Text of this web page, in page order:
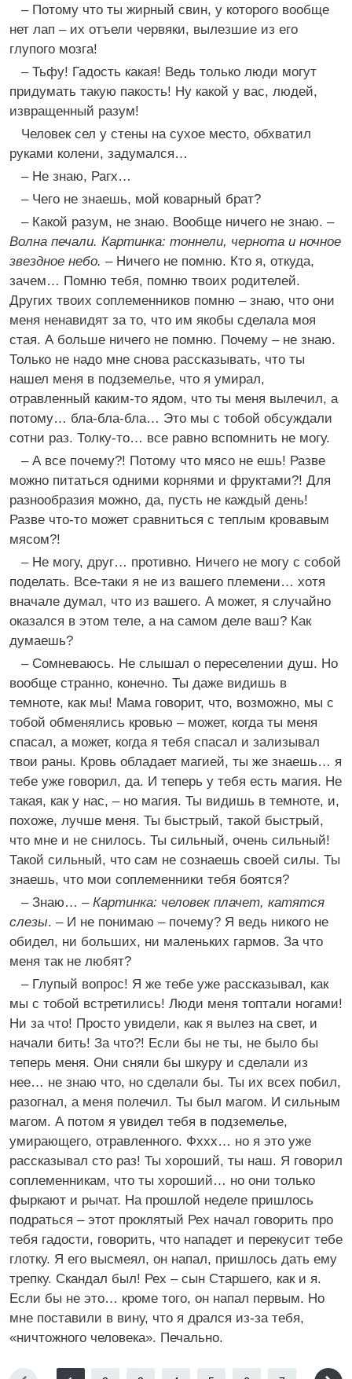
– Потому что ты жирный свин, у которого вообще
нет лап – их отъели червяки, вылезшие из его
глупого мозга!
– Тьфу! Гадость какая! Ведь только люди могут
придумать такую пакость! Ну какой у вас, людей,
извращенный разум!
Человек сел у стены на сухое место, обхватил
руками колени, задумался…
– Не знаю, Рагх…
– Чего не знаешь, мой коварный брат?
– Какой разум, не знаю. Вообще ничего не знаю. –
Волна печали. Картинка: тоннели, чернота и ночное
звездное небо. – Ничего не помню. Кто я, откуда,
зачем… Помню тебя, помню твоих родителей.
Других твоих соплеменников помню – знаю, что они
меня ненавидят за то, что им якобы сделала моя
стая. А больше ничего не помню. Почему – не знаю.
Только не надо мне снова рассказывать, что ты
нашел меня в подземелье, что я умирал,
отравленный каким-то ядом, что ты меня вылечил, а
потому… бла-бла-бла… Это мы с тобой обсуждали
сотни раз. Толку-то… все равно вспомнить не могу.
– А все почему?! Потому что мясо не ешь! Разве
можно питаться одними корнями и фруктами?! Для
разнообразия можно, да, пусть не каждый день!
Разве что-то может сравниться с теплым кровавым
мясом?!
– Не могу, друг… противно. Ничего не могу с собой
поделать. Все-таки я не из вашего племени… хотя
вначале думал, что из вашего. А может, я случайно
оказался в этом теле, а на самом деле ваш? Как
думаешь?
– Сомневаюсь. Не слышал о переселении душ. Но
вообще странно, конечно. Ты даже видишь в
темноте, как мы! Мама говорит, что, возможно, мы с
тобой обменялись кровью – может, когда ты меня
спасал, а может, когда я тебя спасал и зализывал
твои раны. Кровь обладает магией, ты же знаешь… я
тебе уже говорил, да. И теперь у тебя есть магия. Не
такая, как у нас, – но магия. Ты видишь в темноте, и,
похоже, лучше меня. Ты быстрый, такой быстрый,
что мне и не снилось. Ты сильный, очень сильный!
Такой сильный, что сам не сознаешь своей силы. Ты
знаешь, что мои соплеменники тебя боятся?
– Знаю… – Картинка: человек плачет, катятся
слезы. – И не понимаю – почему? Я ведь никого не
обидел, ни больших, ни маленьких гармов. За что
меня так не любят?
– Глупый вопрос! Я же тебе уже рассказывал, как
мы с тобой встретились! Люди меня топтали ногами!
Ни за что! Просто увидели, как я вылез на свет, и
начали бить! За что?! Если бы не ты, не было бы
теперь меня. Они сняли бы шкуру и сделали из
нее… не знаю что, но сделали бы. Ты их всех побил,
разогнал, а меня полечил. Ты был магом. И сильным
магом. А потом я увидел тебя в подземелье,
умирающего, отравленного. Фххх… но я это уже
рассказывал сто раз! Ты хороший, ты наш. Я говорил
соплеменникам, что ты хороший… но они только
фыркают и рычат. На прошлой неделе пришлось
подраться – этот проклятый Рех начал говорить про
тебя гадости, говорить, что нападет и перекусит тебе
глотку. Я его высмеял, он напал, пришлось дать ему
трепку. Скандал был! Рех – сын Старшего, как и я.
Если бы не это… кроме того, он напал первым. Но
мне поставили в вину, что я дрался из-за тебя,
«ничтожного человека». Печально.